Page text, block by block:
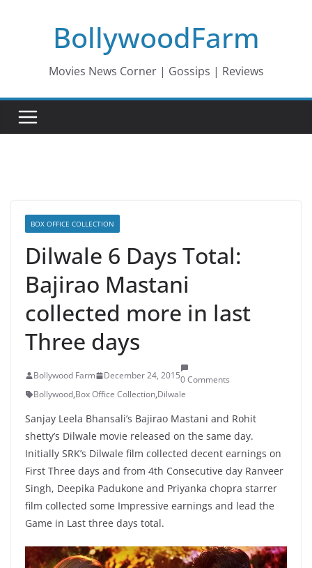
BollywoodFarm
Movies News Corner | Gossips | Reviews
BOX OFFICE COLLECTION
Dilwale 6 Days Total:
Bajirao Mastani
collected more in last
Three days
Bollywood Farm December 24, 20150 Comments
Bollywood,Box Office Collection,Dilwale
Sanjay Leela Bhansali’s Bajirao Mastani and Rohit
shetty’s Dilwale movie released on the same day.
Initially SRK’s Dilwale film collected decent earnings on
First Three days and from 4th Consecutive day Ranveer
Singh, Deepika Padukone and Priyanka chopra starrer
film collected some Impressive earnings and lead the
Game in Last three days total.